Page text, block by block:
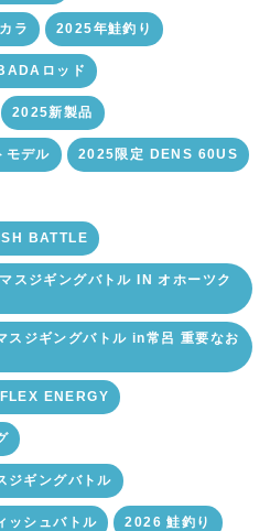
ラ 2025年鮭釣り
ロッド
2025新製品
モデル 2025限定 DENS 60US
BATTLE
ジギングバトル IN オホーツク
ジギングバトル in常呂 重要なお
ENERGY
ジギングバトル
ッシュバトル 2026 鮭釣り